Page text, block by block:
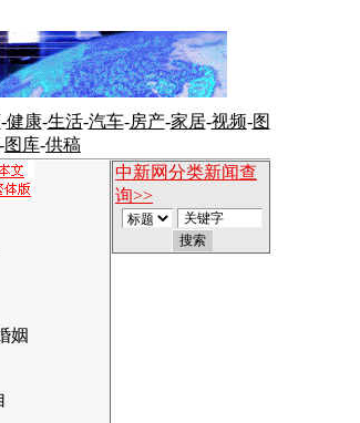
-健康-生活-汽车-房产-家居-视频-图
-图库-供稿
姻
中新网分类新闻查
询>>